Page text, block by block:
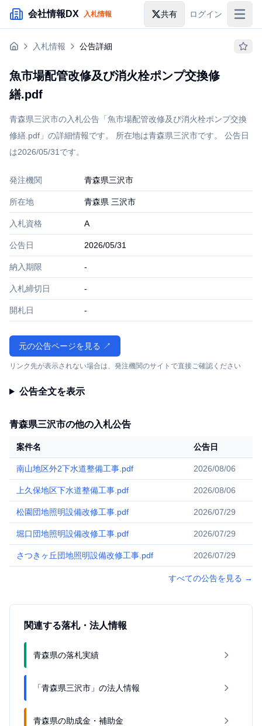
メインコンテンツにスキップ
会社情報DX 入札情報 共有 ログイン
入札情報入札情報 公告詳細
魚市場配管改修及び消火栓ポンプ交換修
繕.pdf
青森県三沢市の入札公告「魚市場配管改修及び消火栓ポンプ交換
修繕.pdf」の詳細情報です。 所在地は青森県三沢市です。 公告日
は2026/05/31です。
発注機関 青森県三沢市
所在地 青森県 三沢市
入札資格 A
公告日 2026/05/31
納入期限 -
入札締切日 -
開札日 -
元の公告ページを見る ↗
リンク先が表示されない場合は、発注機関のサイトで直接ご確認ください
公告全文を表示
青森県三沢市の他の入札公告
案件名 公告日
南山地区外2下水道整備工事.pdf 2026/08/06
上久保地区下水道整備工事.pdf 2026/08/06
松園団地照明設備改修工事.pdf 2026/07/29
堀口団地照明設備改修工事.pdf 2026/07/29
さつきヶ丘団地照明設備改修工事.pdf 2026/07/29
すべての公告を見る →
関連する落札・法人情報
青森県の落札実績
「青森県三沢市」の法人情報
青森県の助成金・補助金